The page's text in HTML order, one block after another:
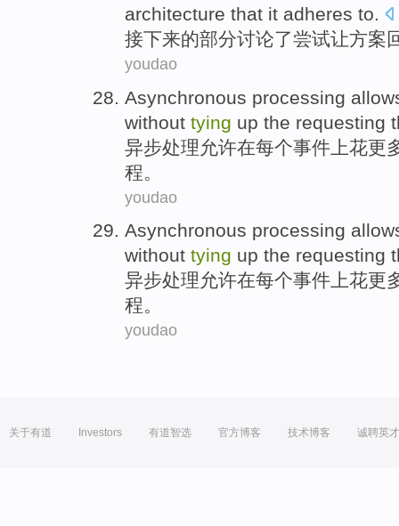
architecture that it adheres to.
接下来的部分讨论了尝试让方案
youdao
Asynchronous processing
without tying up the requesting
异步处理允许在每个事件 上花更
程。
youdao
Asynchronous processing
without tying up the requesting
异步处理允许在每个事件 上花更
程。
youdao
关于有道 Investors 有道智选 官方博客 技术博客 诚聘英才